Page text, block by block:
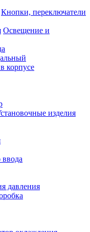
Кнопки, переключатели
Освещение и
корпусе
изделия
ввода
давления